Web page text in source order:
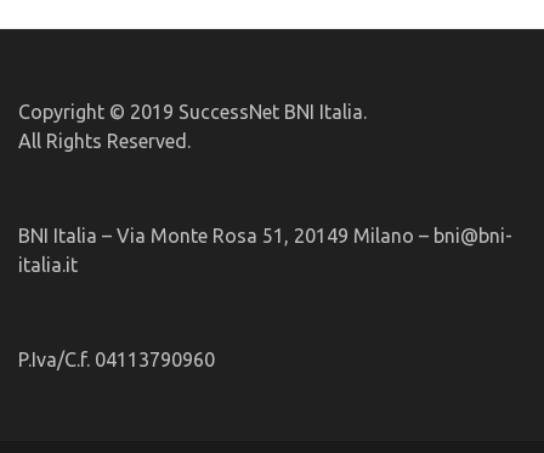
Copyright © 2019 SuccessNet BNI Italia.
All Rights Reserved.
BNI Italia – Via Monte Rosa 51, 20149 Milano – bni@bni-
italia.it
P.Iva/C.f. 04113790960